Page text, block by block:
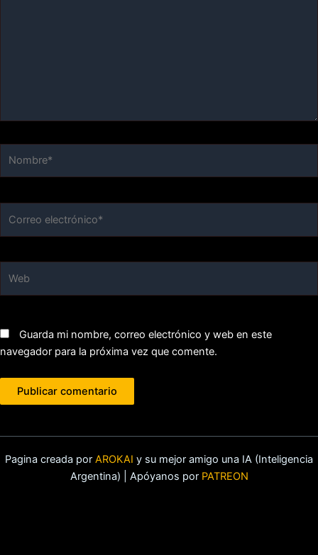
electrónico*
Guarda mi nombre, correo electrónico y web en este
navegador para la próxima vez que comente.
Pagina creada por AROKAI y su mejor amigo una IA (Inteligencia
Argentina) | Apóyanos por PATREON